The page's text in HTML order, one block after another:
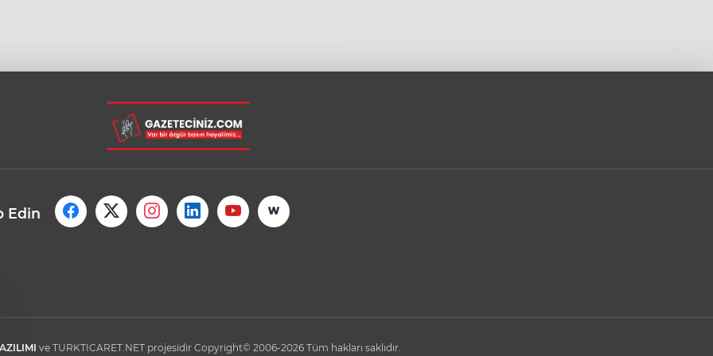
Edin
ve TURKTICARET.NET projesidir Copyright© 2006-2026 Tüm hakları saklıdır.